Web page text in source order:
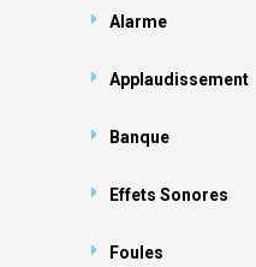
Alarme
Applaudissement
Banque
Effets Sonores
Foules